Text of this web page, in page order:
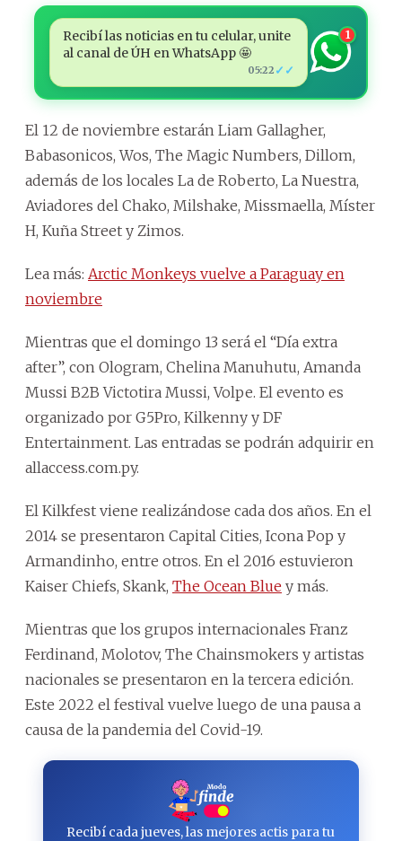
Recibí las noticias en tu celular, unite
al canal de ÚH en WhatsApp 🤩
05:22 ✓✓
1
El 12 de noviembre estarán Liam Gallagher,
Babasonicos, Wos, The Magic Numbers, Dillom,
además de los locales La de Roberto, La Nuestra,
Aviadores del Chako, Milshake, Missmaella, Míster
H, Kuña Street y Zimos.
Lea más: Arctic Monkeys vuelve a Paraguay en
noviembre
Mientras que el domingo 13 será el “Día extra
after”, con Ologram, Chelina Manuhutu, Amanda
Mussi B2B Victotira Mussi, Volpe. El evento es
organizado por G5Pro, Kilkenny y DF
Entertainment. Las entradas se podrán adquirir en
allaccess.com.py.
El Kilkfest viene realizándose cada dos años. En el
2014 se presentaron Capital Cities, Icona Pop y
Armandinho, entre otros. En el 2016 estuvieron
Kaiser Chiefs, Skank, The Ocean Blue y más.
Mientras que los grupos internacionales Franz
Ferdinand, Molotov, The Chainsmokers y artistas
nacionales se presentaron en la tercera edición.
Este 2022 el festival vuelve luego de una pausa a
causa de la pandemia del Covid-19.
Recibí cada jueves, las mejores actis para tu